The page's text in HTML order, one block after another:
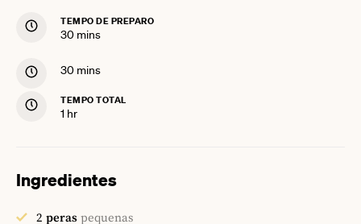
TEMPO DE PREPARO
30minutes
mins
30minutes
mins
TEMPO TOTAL
1hour
hr
Ingredientes
2 peras pequenas